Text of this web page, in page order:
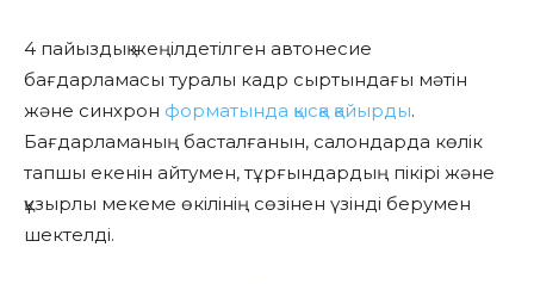
4 пайыздық жеңілдетілген автонесие
бағдарламасы туралы кадр сыртындағы мәтін
және синхрон форматында қысқа қайырды.
Бағдарламаның басталғанын, салондарда көлік
тапшы екенін айтумен, тұрғындардың пікірі және
құзырлы мекеме өкілінің сөзінен үзінді берумен
шектелді.